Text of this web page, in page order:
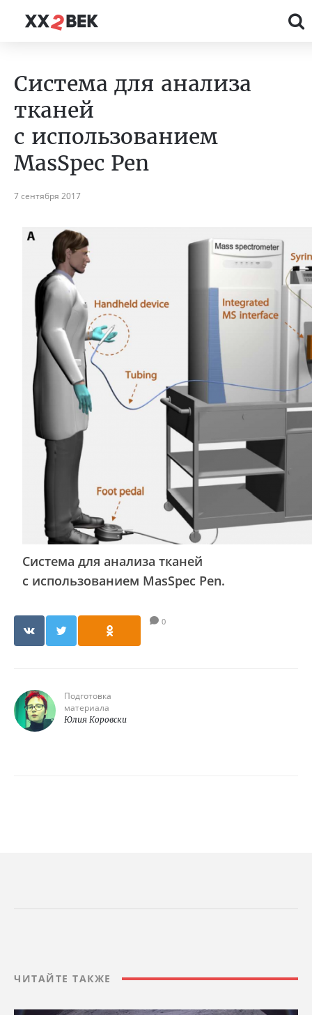
Система для анализа
тканей
с использованием
MasSpec Pen
7 сентября 2017
Система для анализа тканей
с использованием MasSpec Pen.
0
Подготовка
материала
Юлия Коровски
ЧИТАЙТЕ ТАКЖЕ